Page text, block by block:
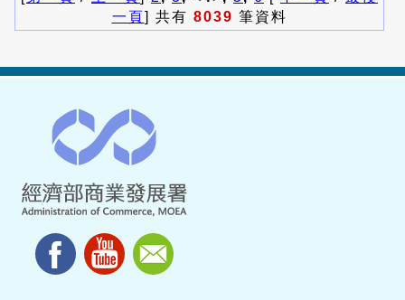
一頁] 共有 8039 筆資料